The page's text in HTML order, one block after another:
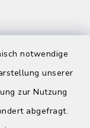
notwendige
unserer
zur Nutzung
abgefragt.